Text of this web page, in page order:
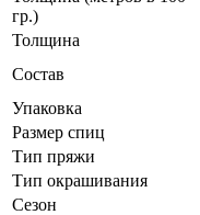
гр.)
Толщина
Состав
Упаковка
Размер спиц
Тип пряжи
Тип окрашивания
Сезон